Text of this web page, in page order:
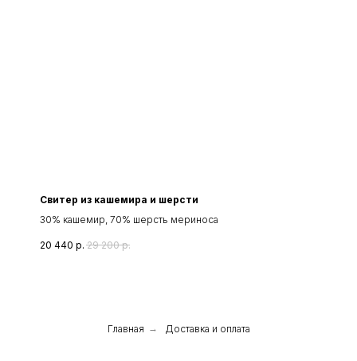
Свитер из кашемира и шерсти
30% кашемир, 70% шерсть мериноса
20 440 р. 29 200 р.
Главная → Доставка и оплата